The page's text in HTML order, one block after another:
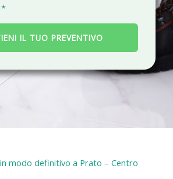
*
IL TUO PREVENTIVO
modo definitivo a Prato – Centro